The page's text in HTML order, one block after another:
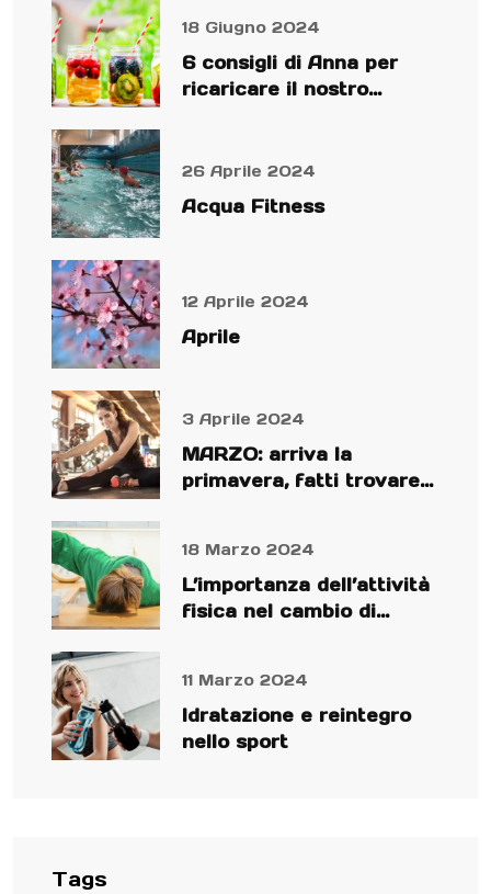
18 Giugno 2024
6 consigli di Anna per
ricaricare il nostro
26 Aprile 2024
Acqua Fitness
12 Aprile 2024
Aprile
3 Aprile 2024
MARZO: arriva la
primavera, fatti trovare
18 Marzo 2024
L’importanza dell’attività
fisica nel cambio di
11 Marzo 2024
Idratazione e reintegro
nello sport
Tags